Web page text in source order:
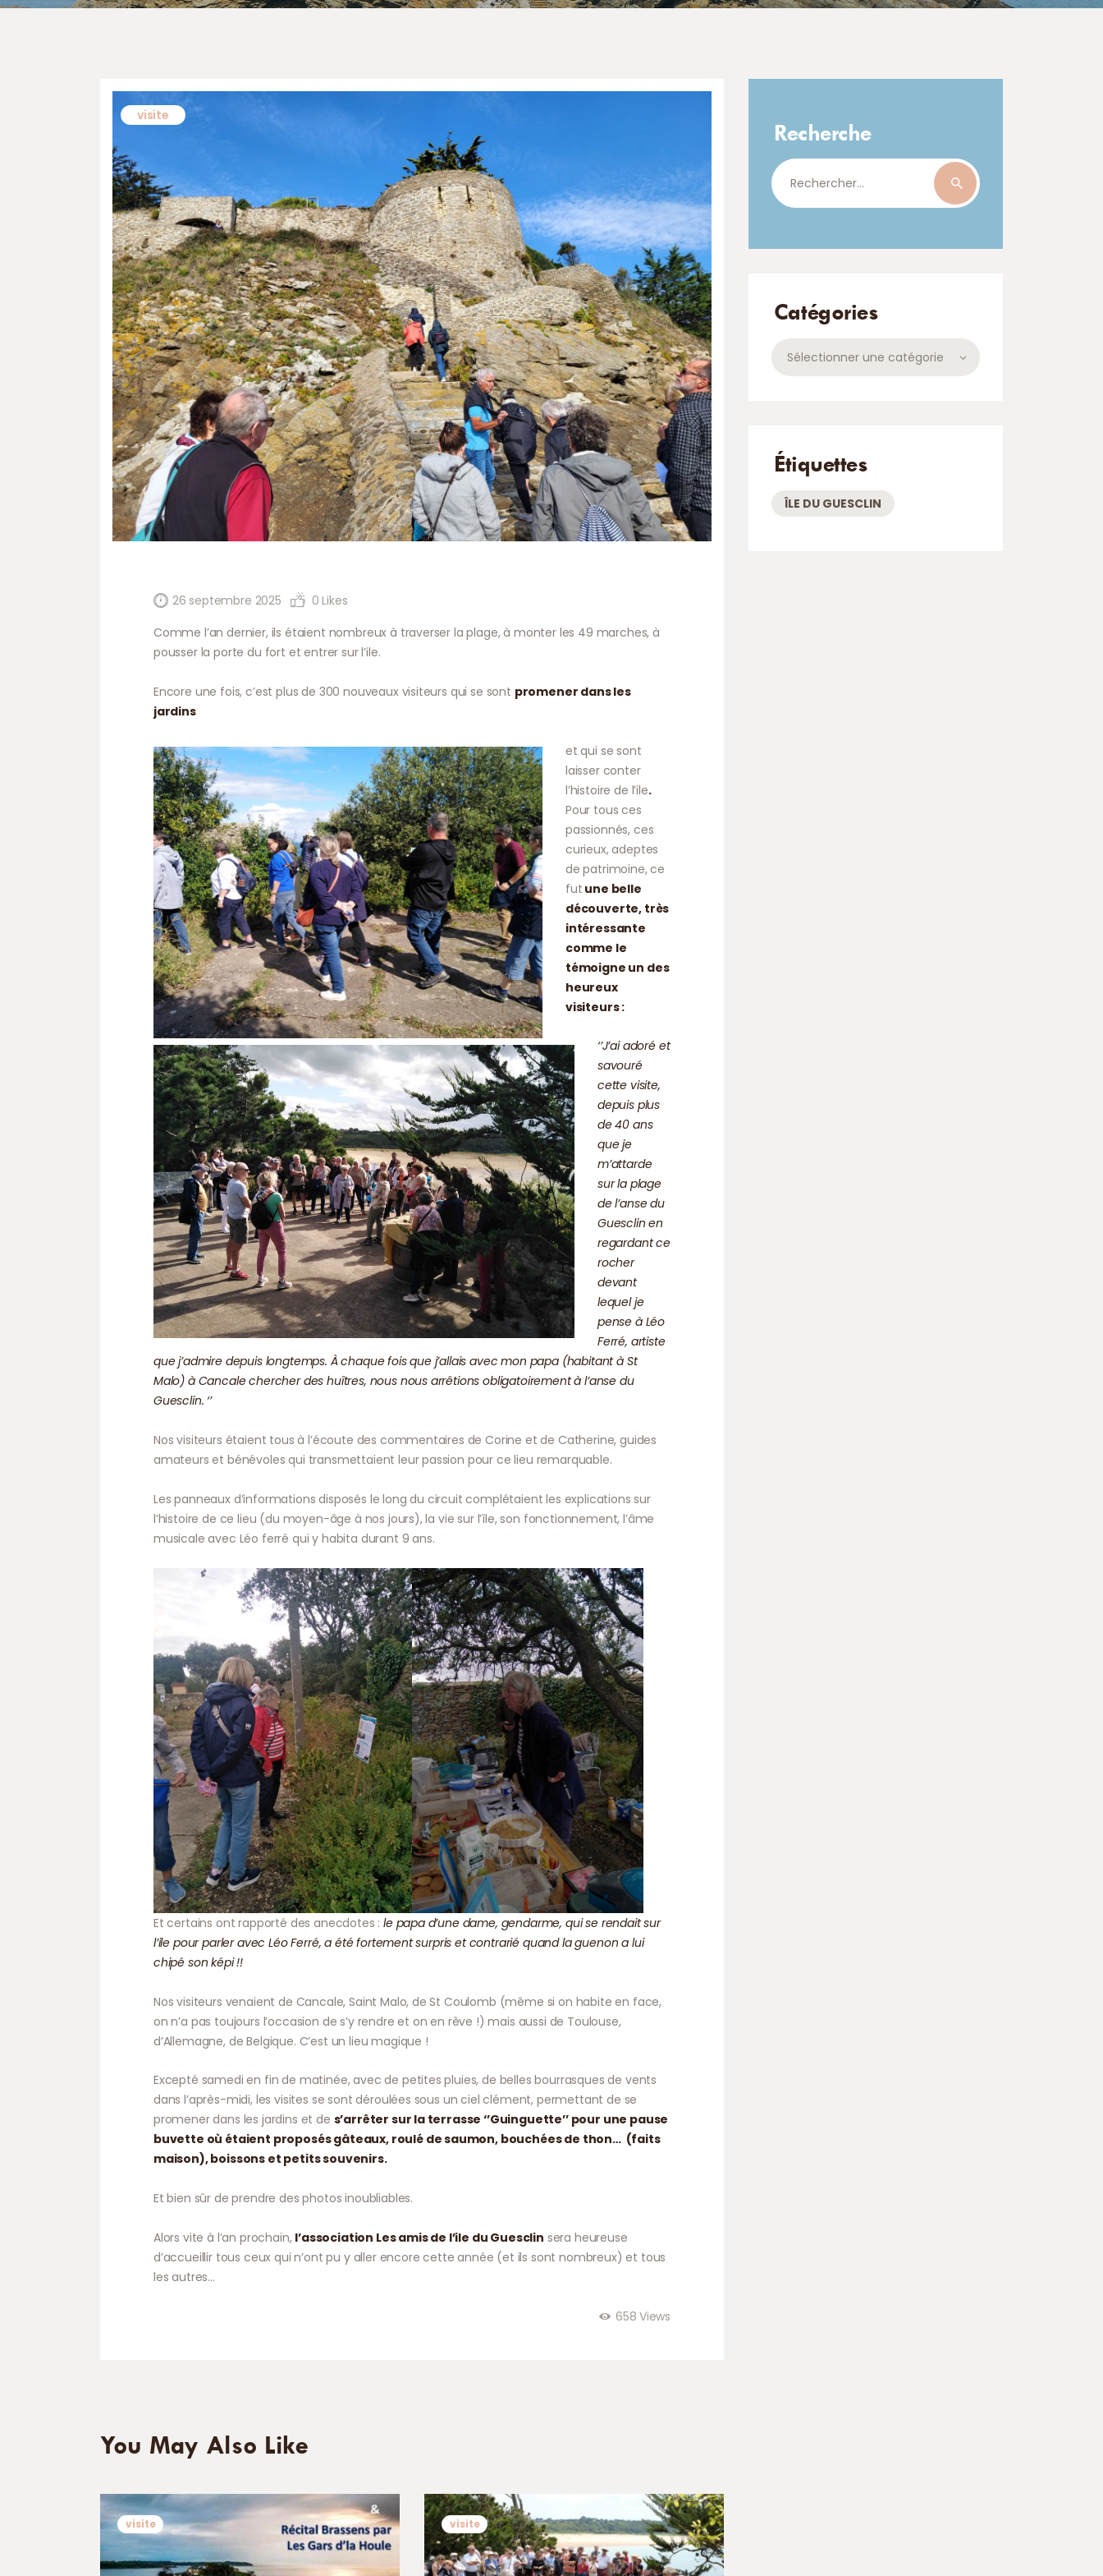
visite
26 septembre 2025 0 Likes
Comme l’an dernier, ils étaient nombreux à traverser la plage, à monter les 49 marches, à
pousser la porte du fort et entrer sur l’ile.
Encore une fois, c’est plus de 300 nouveaux visiteurs qui se sont promener dans les
jardins
et qui se sont
laisser conter
l’histoire de l’ile.
Pour tous ces
passionnés, ces
curieux, adeptes
de patrimoine, ce
fut une belle
découverte, très
intéressante
comme le
témoigne un des
heureux
visiteurs :
‘’J’ai adoré et
savouré
cette visite,
depuis plus
de 40 ans
que je
m’attarde
sur la plage
de l’anse du
Guesclin en
regardant ce
rocher
devant
lequel je
pense à Léo
Ferré, artiste
que j’admire depuis longtemps. À chaque fois que j’allais avec mon papa (habitant à St
Malo) à Cancale chercher des huîtres, nous nous arrêtions obligatoirement à l’anse du
Guesclin. ‘’
Nos visiteurs étaient tous à l’écoute des commentaires de Corine et de Catherine, guides
amateurs et bénévoles qui transmettaient leur passion pour ce lieu remarquable.
Les panneaux d’informations disposés le long du circuit complétaient les explications sur
l’histoire de ce lieu (du moyen-âge à nos jours), la vie sur l’île, son fonctionnement, l’âme
musicale avec Léo ferré qui y habita durant 9 ans.
Et certains ont rapporté des anecdotes :le papa d’une dame, gendarme, qui se rendait sur
l’ile pour parler avec Léo Ferré, a été fortement surpris et contrarié quand la guenon a lui
chipé son képi !!
Nos visiteurs venaient de Cancale, Saint Malo, de St Coulomb (même si on habite en face,
on n’a pas toujours l’occasion de s’y rendre et on en rêve !) mais aussi de Toulouse,
d’Allemagne, de Belgique. C’est un lieu magique !
Excepté samedi en fin de matinée, avec de petites pluies, de belles bourrasques de vents
dans l’après-midi, les visites se sont déroulées sous un ciel clément, permettant de se
promener dans les jardins et de s’arrêter sur la terrasse ‘’Guinguette’’ pour une pause
buvette où étaient proposés gâteaux, roulé de saumon, bouchées de thon… (faits
maison), boissons et petits souvenirs.
Et bien sûr de prendre des photos inoubliables.
Alors vite à l’an prochain, l’association Les amis de l’ile du Guesclin sera heureuse
d’accueillir tous ceux qui n’ont pu y aller encore cette année (et ils sont nombreux) et tous
les autres…
658 Views
You May Also Like
visite visite
Recherche
Rechercher :
Catégories
Catégories
Étiquettes
ÎLE DU GUESCLIN